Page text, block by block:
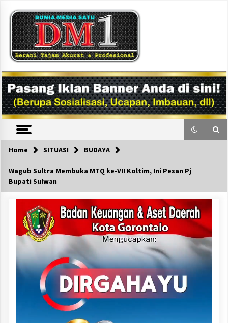
content
DM1
Home SITUASI BUDAYA
Wagub Sultra Membuka MTQ ke-VII Koltim, Ini Pesan Pj
Bupati Sulwan